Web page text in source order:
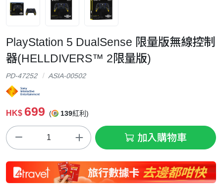
PlayStation 5 DualSense 限量版無線控制
器(HELLDIVERS™ 2限量版)
PD-47252 ASIA-00502
HK$ 699 ( 139紅利)
加入購物車